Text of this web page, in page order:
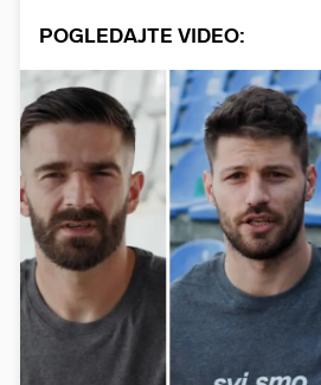
POGLEDAJTE VIDEO:
Pokretanje videa...